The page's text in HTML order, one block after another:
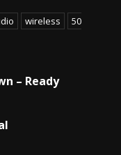
wireless
50
– Ready